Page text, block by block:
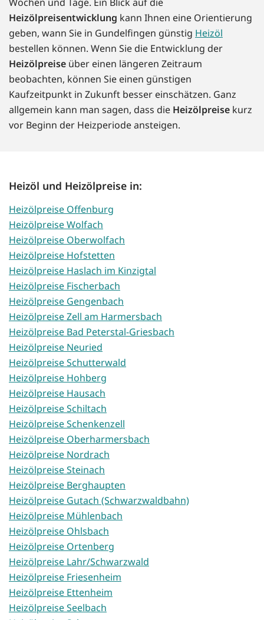
Heizölpreisentwicklung kann Ihnen eine Orientierung
geben, wann Sie in Gundelfingen günstig Heizöl
bestellen können. Wenn Sie die Entwicklung der
Heizölpreise über einen längeren Zeitraum
beobachten, können Sie einen günstigen
Kaufzeitpunkt in Zukunft besser einschätzen. Ganz
allgemein kann man sagen, dass die Heizölpreise kurz
vor Beginn der Heizperiode ansteigen.
Heizöl und Heizölpreise in:
Heizölpreise Offenburg
Heizölpreise Wolfach
Heizölpreise Oberwolfach
Heizölpreise Hofstetten
Heizölpreise Haslach im Kinzigtal
Heizölpreise Fischerbach
Heizölpreise Gengenbach
Heizölpreise Zell am Harmersbach
Heizölpreise Bad Peterstal-Griesbach
Heizölpreise Neuried
Heizölpreise Schutterwald
Heizölpreise Hohberg
Heizölpreise Hausach
Heizölpreise Schiltach
Heizölpreise Schenkenzell
Heizölpreise Oberharmersbach
Heizölpreise Nordrach
Heizölpreise Steinach
Heizölpreise Berghaupten
Heizölpreise Gutach (Schwarzwaldbahn)
Heizölpreise Mühlenbach
Heizölpreise Ohlsbach
Heizölpreise Ortenberg
Heizölpreise Lahr/Schwarzwald
Heizölpreise Friesenheim
Heizölpreise Ettenheim
Heizölpreise Seelbach